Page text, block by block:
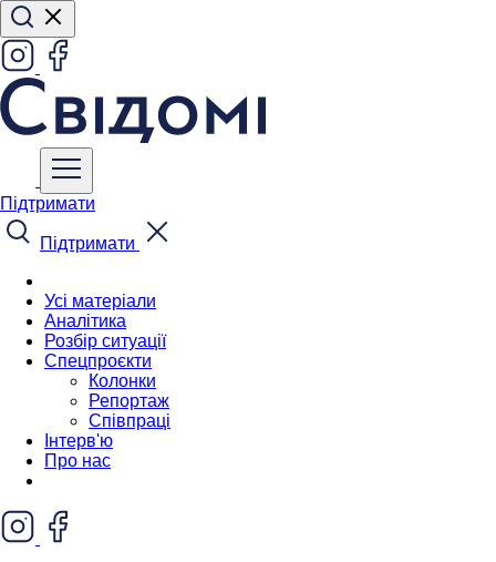
Підтримати
Підтримати
Усі матеріали
Аналітика
Розбір ситуації
Спецпроєкти
Колонки
Репортаж
Співпраці
Інтерв'ю
Про нас